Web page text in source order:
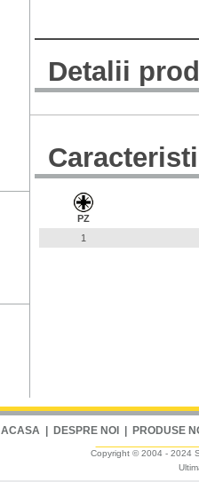
Detalii
PZ
1
ACASA | DESPRE NOI| PRODUSE
Copyright © 2004 - 2024